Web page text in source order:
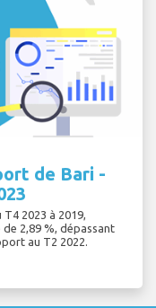
de Bari -
2023 à 2019,
2,89 %, dépassant
au T2 2022.